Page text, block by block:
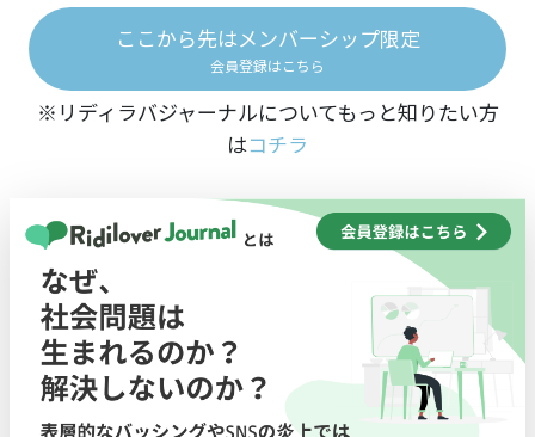
ここから先はメンバーシップ限定
会員登録はこちら
※リディラバジャーナルについてもっと知りたい方
はコチラ